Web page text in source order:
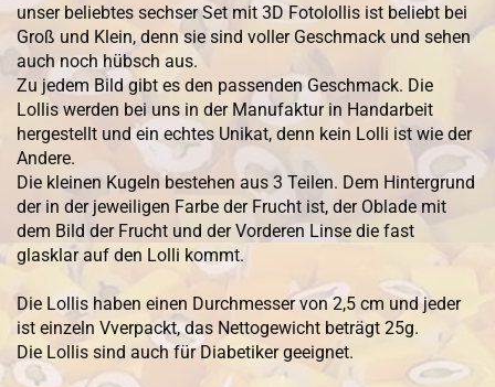
unser beliebtes sechser Set mit 3D Fotolollis ist beliebt bei
Groß und Klein, denn sie sind voller Geschmack und sehen
auch noch hübsch aus.
Zu jedem Bild gibt es den passenden Geschmack. Die
Lollis werden bei uns in der Manufaktur in Handarbeit
hergestellt und ein echtes Unikat, denn kein Lolli ist wie der
Andere.
Die kleinen Kugeln bestehen aus 3 Teilen. Dem Hintergrund
der in der jeweiligen Farbe der Frucht ist, der Oblade mit
dem Bild der Frucht und der Vorderen Linse die fast
glasklar auf den Lolli kommt.
Die Lollis haben einen Durchmesser von 2,5 cm und jeder
ist einzeln Vverpackt, das Nettogewicht beträgt 25g.
Die Lollis sind auch für Diabetiker geeignet.